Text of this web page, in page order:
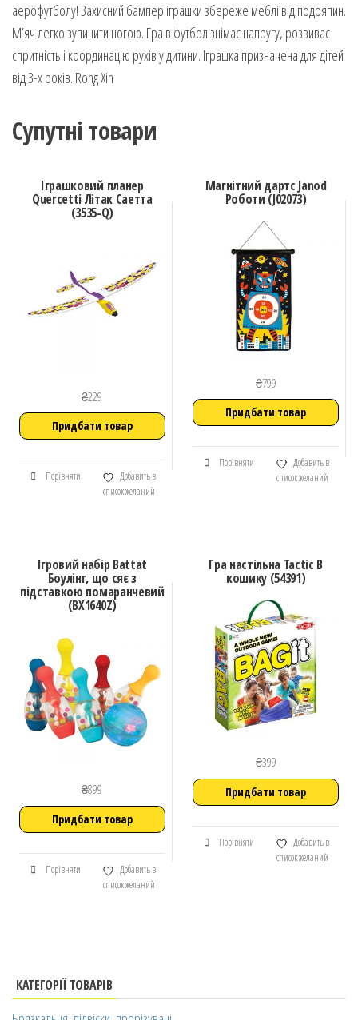
аерофутболу! Захисний бампер іграшки збереже меблі від подряпин.
М’яч легко зупинити ногою. Гра в футбол знімає напругу, розвиває
спритність і координацію рухів у дитини. Іграшка призначена для дітей
від 3-х років. Rong Xin
Супутні товари
Іграшковий планер
Quercetti Літак Саетта
(3535-Q)
₴229
Придбати товар
Порівняти
Добавить в
список желаний
Магнітний дартс Janod
Роботи (J02073)
₴799
Придбати товар
Порівняти
Добавить в
список желаний
Ігровий набір Battat
Боулінг, що сяє з
підставкою помаранчевий
(BX1640Z)
₴899
Придбати товар
Порівняти
Добавить в
список желаний
Гра настільна Tactic В
кошику (54391)
₴399
Придбати товар
Порівняти
Добавить в
список желаний
КАТЕГОРІЇ ТОВАРІВ